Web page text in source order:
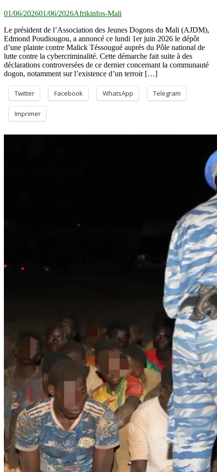
01/06/202601/06/2026Afrikinfos-Mali
Le président de l’Association des Jeunes Dogons du Mali (AJDM),
Edmond Poudiougou, a annoncé ce lundi 1er juin 2026 le dépôt
d’une plainte contre Malick Téssougué auprès du Pôle national de
lutte contre la cybercriminalité. Cette démarche fait suite à des
déclarations controversées de ce dernier concernant la communauté
dogon, notamment sur l’existence d’un terroir […]
Twitter Facebook WhatsApp Telegram
Imprimer